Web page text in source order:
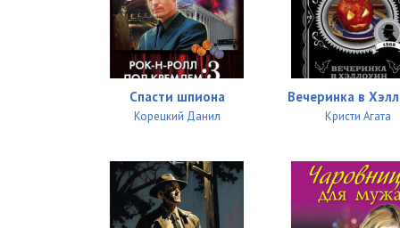
01_01_16
01_01_17
01_01_18
01_01_20
01_01_21
Спасти шпиона
Корецкий Данил
Вечеринка в
Кристи Агата